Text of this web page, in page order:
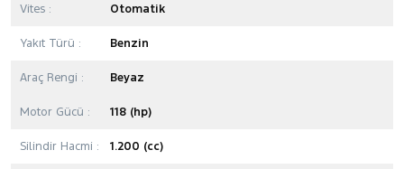
Vites : Otomatik
Yakıt Türü : Benzin
Araç Rengi : Beyaz
Motor Gücü : 118 (hp)
Silindir Hacmi : 1.200 (cc)